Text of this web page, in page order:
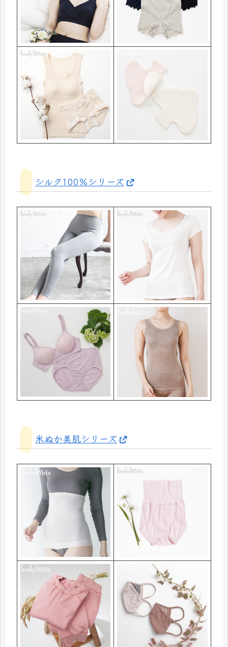
シルク100％シリーズ
米ぬか美肌シリーズ